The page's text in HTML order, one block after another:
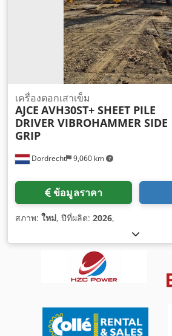
Dordrecht 9,060 km
เครื่องตอกเสาเข็ม
AJCE AVH30ST+ SHEET PILE
DRIVER VIBROHAMMER SIDE
GRIP
ข้อมูลราคา
สภาพ: ใหม่, ปีที่ผลิต: 2026,